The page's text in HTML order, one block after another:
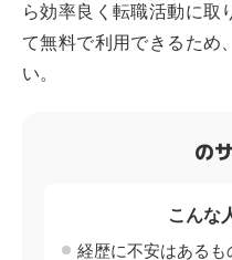
ら効率良く転職活動に取
て無料で利用できるため
い。
の
こんな
経歴に不安はある